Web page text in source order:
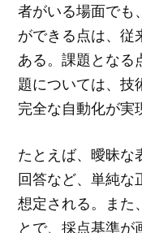
者がいる場面でも
ができる点は、従
ある。課題となる
題については、技
完全な自動化が実
たとえば、曖昧な
回答など、単純な
想定される。また
とで、採点基準